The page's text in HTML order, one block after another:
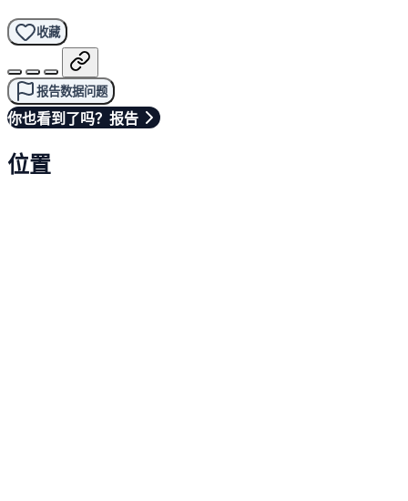
收藏
报告数据问题
你也看到了吗？报告
位置